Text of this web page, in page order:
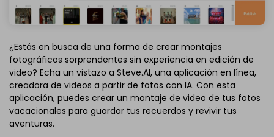
¿Estás en busca de una forma de crear montajes
fotográficos sorprendentes sin experiencia en edición de
video? Echa un vistazo a Steve.AI, una aplicación en línea,
creadora de videos a partir de fotos con IA. Con esta
aplicación, puedes crear un montaje de video de tus fotos
vacacionales para guardar tus recuerdos y revivir tus
aventuras.